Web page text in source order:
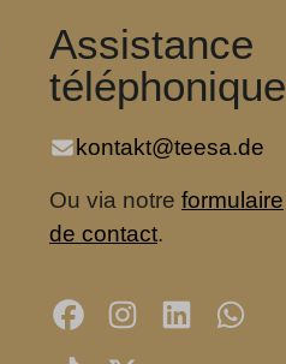
Assistance
téléphonique
kontakt@teesa.de
Ou via notre formulaire
de contact.